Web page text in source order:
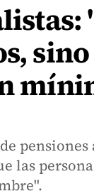
las